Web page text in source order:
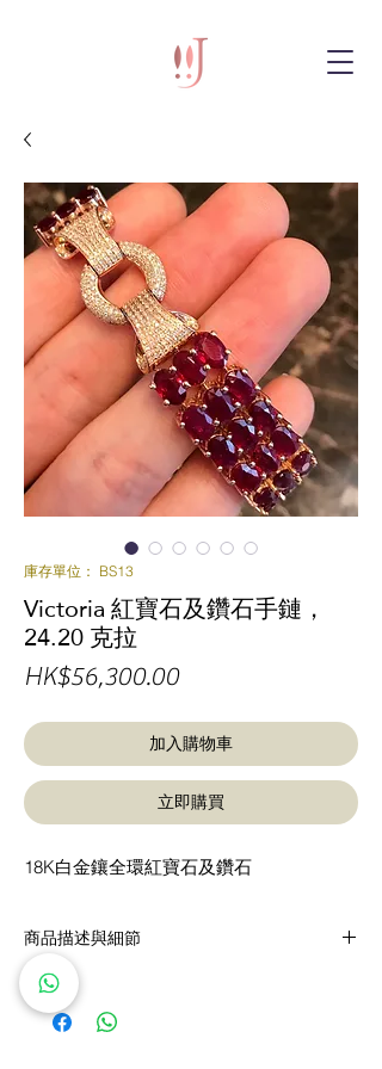
庫存單位： BS13
Victoria 紅寶石及鑽石手鏈，
24.20 克拉
HK$56,300.00價
加入購物車
立即購買
18K白金鑲全環紅寶石及鑽石
商品描述與細節
全環相間的鑽石及紅寶石塑造出這款明亮動人
的白金手鏈。
18K 金鑲嵌全環圓形明亮式切割鑽石及橢